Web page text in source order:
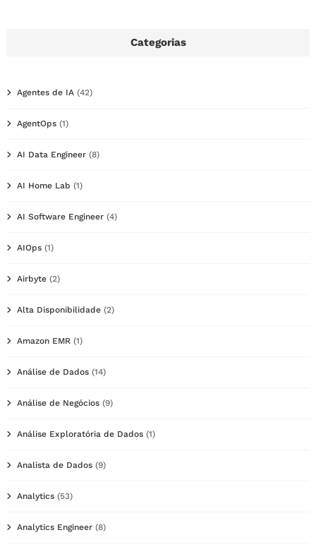
Categorias
Agentes de IA (42)
AgentOps (1)
AI Data Engineer (8)
AI Home Lab (1)
AI Software Engineer (4)
AIOps (1)
Airbyte (2)
Alta Disponibilidade (2)
Amazon EMR (1)
Análise de Dados (14)
Análise de Negócios (9)
Análise Exploratória de Dados (1)
Analista de Dados (9)
Analytics (53)
Analytics Engineer (8)